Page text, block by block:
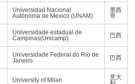
Universidad Nacional
Autónoma de Mexico (UNAM)
墨西
哥
Universidade estadual de
Campinas(Unicamp)
巴西
Universidade Federal do Rio de
Janeiro
巴西
University of Milan
意大